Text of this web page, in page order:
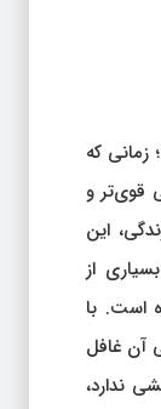
زمانی که
قوی‌تر و
این
از
است. با
آن غافل
ندارد،